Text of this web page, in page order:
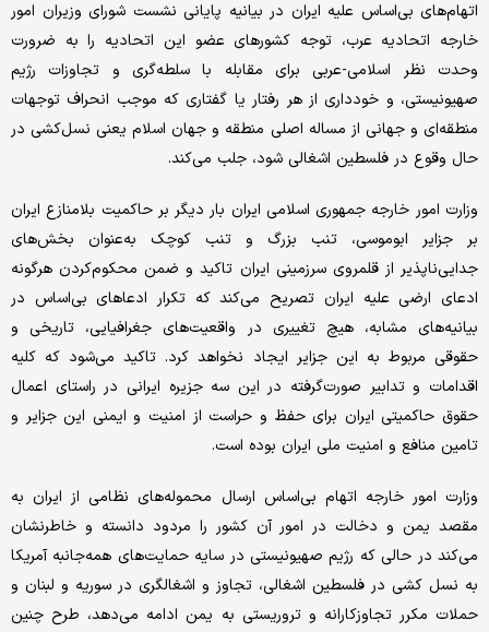
اتهام‌های بی‌اساس علیه ایران در بیانیه پایانی نشست شورای وزیران امور
خارجه اتحادیه عرب، توجه کشورهای عضو این اتحادیه را به ضرورت
وحدت نظر اسلامی-عربی برای مقابله با سلطه‌گری و تجاوزات رژیم
صهیونیستی، و خودداری از هر رفتار یا گفتاری که موجب انحراف توجهات
منطقه‌ای و جهانی از مساله اصلی منطقه و جهان اسلام یعنی نسل‌کشی در
حال وقوع در فلسطین اشغالی شود، جلب می‌کند.
وزارت امور خارجه جمهوری اسلامی ایران بار دیگر بر حاکمیت بلامنازع ایران
بر جزایر ابوموسی، تنب بزرگ و تنب کوچک به‌عنوان بخش‌های
جدایی‌ناپذیر از قلمروی سرزمینی ایران تاکید و ضمن محکوم‌کردن هرگونه
ادعای ارضی علیه ایران تصریح می‌کند که تکرار ادعاهای بی‌اساس در
بیانیه‌های مشابه، هیچ تغییری در واقعیت‌های جغرافیایی، تاریخی و
حقوقی مربوط به این جزایر ایجاد نخواهد کرد. تاکید می‌شود که کلیه
اقدامات و تدابیر صورت‌گرفته در این سه جزیره ایرانی در راستای اعمال
حقوق حاکمیتی ایران برای حفظ و حراست از امنیت و ایمنی این جزایر و
تامین منافع و امنیت ملی ایران بوده است.
وزارت امور خارجه اتهام بی‌اساس ارسال محموله‌های نظامی از ایران به
مقصد یمن و دخالت در امور آن کشور را مردود دانسته و خاطرنشان
می‌کند در حالی که رژیم صهیونیستی در سایه حمایت‌های همه‌جانبه آمریکا
به نسل کشی در فلسطین اشغالی، تجاوز و اشغالگری در سوریه و لبنان و
حملات مکرر تجاوزکارانه و تروریستی به یمن ادامه می‌دهد، طرح چنین